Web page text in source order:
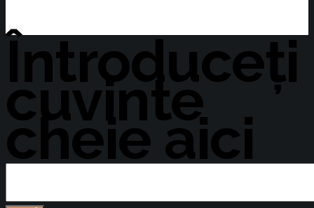
Devino Membru
Întroduceți
cuvinte
cheie aici